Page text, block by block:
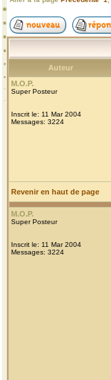
Auteur
M.O.P.
Super Posteur
Inscrit le: 11 Mar 2004
Messages: 3224
Revenir en haut de page
M.O.P.
Super Posteur
Inscrit le: 11 Mar 2004
Messages: 3224